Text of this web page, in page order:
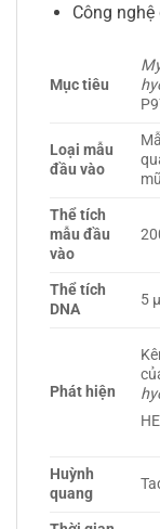
Công
Mục tiêu
Loại mẫu
đầu vào
Thể tích
mẫu đầu
vào
Thể tích
DNA
5
Phát hiện
Huỳnh
quang